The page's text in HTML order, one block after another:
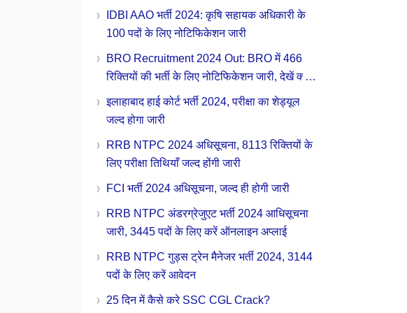
क्या चाहिए योग्यता
IDBI AAO भर्ती 2024: कृषि सहायक अधिकारी के
100 पदों के लिए नोटिफिकेशन जारी
BRO Recruitment 2024 Out: BRO में 466
रिक्तियों की भर्ती के लिए नोटिफिकेशन जारी, देखें क्या
चाहिए योग्यता
इलाहाबाद हाई कोर्ट भर्ती 2024, परीक्षा का शेड्यूल
जल्द होगा जारी
RRB NTPC 2024 अधिसूचना, 8113 रिक्तियों के
लिए परीक्षा तिथियाँ जल्द होंगी जारी
FCI भर्ती 2024 अधिसूचना, जल्द ही होगी जारी
RRB NTPC अंडरग्रेजुएट भर्ती 2024 आधिसूचना
जारी, 3445 पदों के लिए करें ऑनलाइन अप्लाई
RRB NTPC गुड्स ट्रेन मैनेजर भर्ती 2024, 3144
पदों के लिए करें आवेदन
25 दिन में कैसे करे SSC CGL Crack?